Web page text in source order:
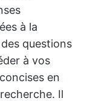
à la
questions
à vos
en
Il